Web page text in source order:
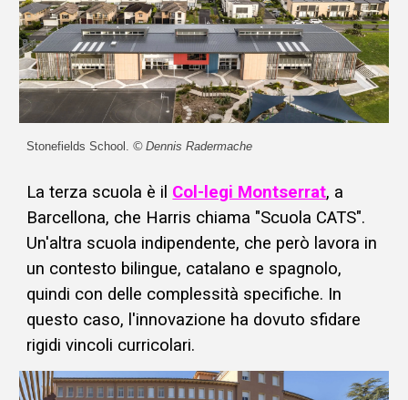
Stonefields School.©Dennis Radermache
La terza scuola è il Col-legi Montserrat, a
Barcellona, che Harris chiama "Scuola CATS".
Un'altra scuola indipendente, che però lavora in
un contesto bilingue, catalano e spagnolo,
quindi con delle complessità specifiche. In
questo caso, l'innovazione ha dovuto sfidare
rigidi vincoli curricolari.